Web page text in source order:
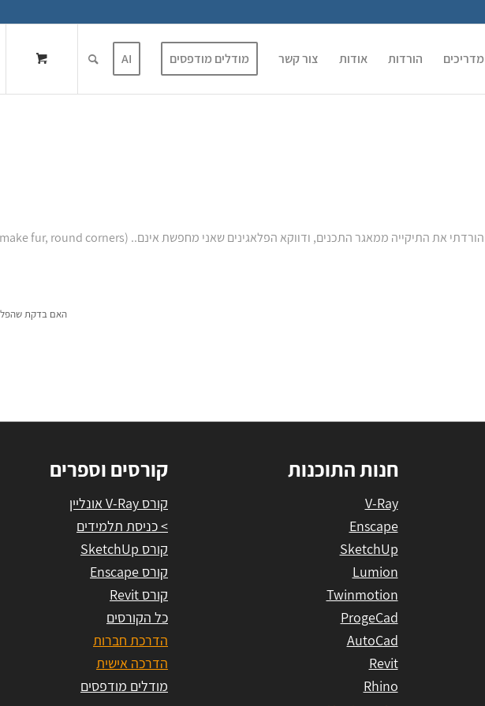
מדריכים הורדות אודות צור קשר מודלים מודפסים AI
הורדתי את התיקייה ממאגר התכנים, ודווקא הפלאגינים שאני מחפשת אינם.. (make fur, round corners..) מה אני עושה לא נכון?
האם בדקת
חנות התוכנות
V-Ray
Enscape
SketchUp
Lumion
Twinmotion
ProgeCad
AutoCad
Revit
Rhino
קורסים וספרים
קורס V-Ray אונליין
> כניסת תלמידים
קורס SketchUp
קורס Enscape
קורס Revit
כל הקורסים
הדרכת חברות
הדרכה אישית
מודלים מודפסים